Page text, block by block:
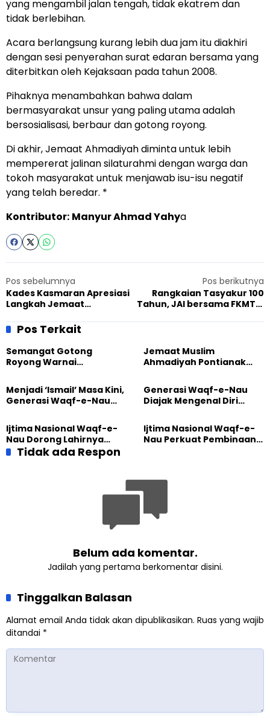
yang mengambil jalan tengah, tidak ekatrem dan
tidak berlebihan.
Acara berlangsung kurang lebih dua jam itu diakhiri
dengan sesi penyerahan surat edaran bersama yang
diterbitkan oleh Kejaksaan pada tahun 2008.
Pihaknya menambahkan bahwa dalam
bermasyarakat unsur yang paling utama adalah
bersosialisasi, berbaur dan gotong royong.
Di akhir, Jemaat Ahmadiyah diminta untuk lebih
mempererat jalinan silaturahmi dengan warga dan
tokoh masyarakat untuk menjawab isu-isu negatif
yang telah beredar. *
Kontributor: Manyur Ahmad Yahya
Pos sebelumnya
Kades Kasmaran Apresiasi
Langkah Jemaat
Tanam 500 Bibit Pohon
Pos berikutnya
Rangkaian Tasyakur 100
Tahun, JAI bersama FKMTHI
Seminar Al-Qur’an
Pos Terkait
Semangat Gotong
Royong Warnai
Masjid di Jemaat
Ahmadiyah Sukapura
Jemaat Muslim
Ahmadiyah Pontianak
Perkuat Kolaborasi Sosial
Menjadi ‘Ismail’ Masa Kini,
Generasi Waqf-e-Nau
Pengabdian
Generasi Waqf-e-Nau
Diajak Mengenal Diri
Dunia
Ijtima Nasional Waqf-e-
Nau Dorong Lahirnya
Generasi Pengkhidmat
Ijtima Nasional Waqf-e-
Nau Perkuat Pembinaan
Tidak ada Respon
Belum ada komentar.
Jadilah yang pertama berkomentar disini.
Tinggalkan Balasan
Alamat email Anda tidak akan dipublikasikan. Ruas yang wajib
ditandai *